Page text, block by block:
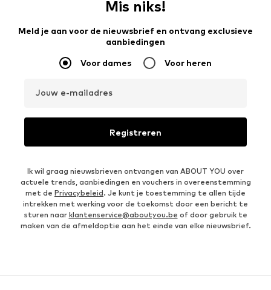
Mis niks!
Meld je aan voor de nieuwsbrief en ontvang exclusieve
aanbiedingen
Voor dames Voor heren
Jouw e-mailadres
Registreren
Ik wil graag nieuwsbrieven ontvangen van ABOUT YOU over
actuele trends, aanbiedingen en vouchers in overeenstemming
met de Privacybeleid. Je kunt je toestemming te allen tijde
intrekken met werking voor de toekomst door een bericht te
sturen naar klantenservice@aboutyou.be of door gebruik te
maken van de afmeldoptie aan het einde van elke nieuwsbrief.